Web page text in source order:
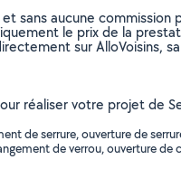
sans aucune
le prix de la
sur AlloVoisins,
réaliser votre projet de
de serrure, ouverture de
de verrou, ouverture